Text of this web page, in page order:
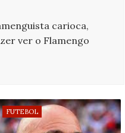
carioca,
ver o Flamengo
FUTEBOL